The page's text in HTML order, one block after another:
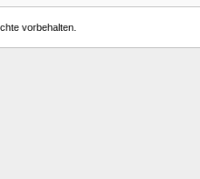
vorbehalten.